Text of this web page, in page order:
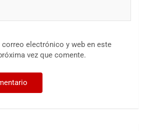
correo electrónico y web en este
vez que comente.